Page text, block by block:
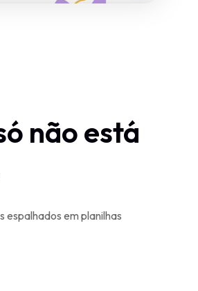
não está
espalhados em planilhas